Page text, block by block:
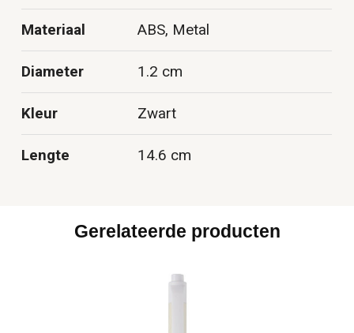
Materiaal ABS, Metal
Diameter 1.2 cm
Kleur Zwart
Lengte 14.6 cm
Gerelateerde producten